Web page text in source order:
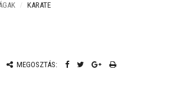
KARATE
MEGOSZTÁS: